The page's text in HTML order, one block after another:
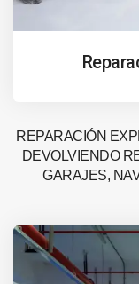
REPARACIÓN
DEVOLVIENDO
GARAJES,